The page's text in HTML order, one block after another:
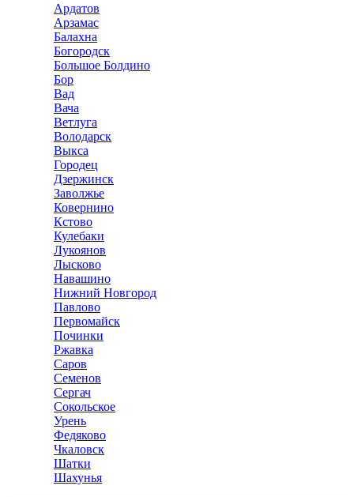
Ардатов
Арзамас
Балахна
Богородск
Большое Болдино
Бор
Вад
Вача
Ветлуга
Володарск
Выкса
Городец
Дзержинск
Заволжье
Ковернино
Кстово
Кулебаки
Лукоянов
Лысково
Навашино
Нижний Новгород
Павлово
Первомайск
Починки
Ржавка
Саров
Семенов
Сергач
Сокольское
Урень
Федяково
Чкаловск
Шатки
Шахунья